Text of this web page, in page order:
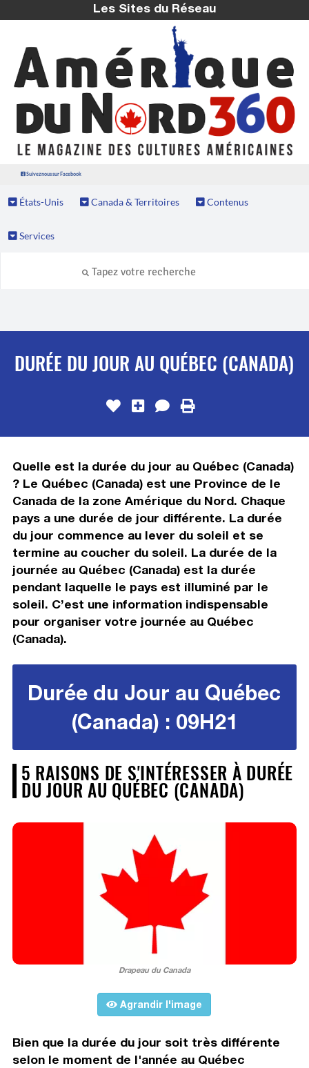
Les Sites du Réseau
Suivez nous sur Facebook
États-Unis Canada & Territoires Contenus
Services
DURÉE DU JOUR AU QUÉBEC (CANADA)
Quelle est la durée du jour au Québec (Canada)
? Le Québec (Canada) est une Province de le
Canada de la zone Amérique du Nord. Chaque
pays a une durée de jour différente. La durée
du jour commence au lever du soleil et se
termine au coucher du soleil. La durée de la
journée au Québec (Canada) est la durée
pendant laquelle le pays est illuminé par le
soleil. C’est une information indispensable
pour organiser votre journée au Québec
(Canada).
Durée du Jour au Québec
(Canada) : 09H21
5 RAISONS DE S'INTÉRESSER À DURÉE
DU JOUR AU QUÉBEC (CANADA)
Drapeau du Canada
Agrandir l'image
Bien que la durée du jour soit très différente
selon le moment de l'année au Québec